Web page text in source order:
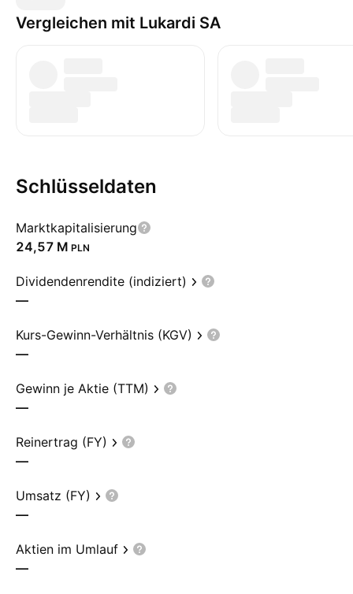
Vergleichen mit Lukardi SA
Schlüsseldaten
Marktkapitalisierung
‪24,57 M‬ PLN
Dividendenrendite (indiziert)
—
Kurs-Gewinn-Verhältnis (KGV)
—
Gewinn je Aktie (TTM)
—
Reinertrag (FY)
—
Umsatz (FY)
—
Aktien im Umlauf
—